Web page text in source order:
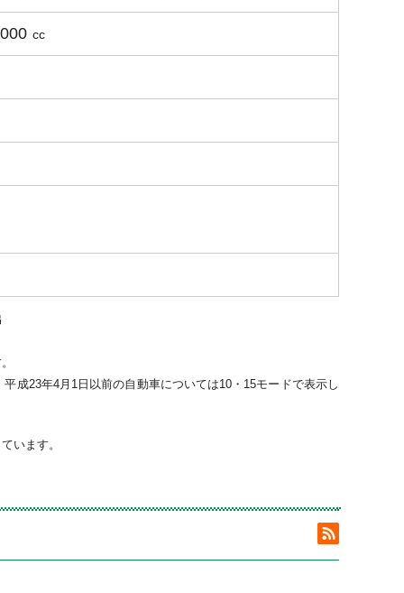
cc
成23年4月1日以前の自動車については10・15モードで表示し
います。